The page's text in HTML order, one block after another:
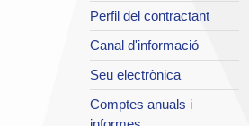
Perfil del contractant
Canal d'informació
Seu electrònica
Comptes anuals i